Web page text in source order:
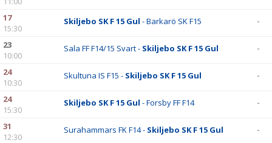
17
15:30
Skiljebo SK F 15 Gul - Barkarö SK F15 -
23
10:00
Sala FF F14/15 Svart - Skiljebo SK F 15 Gul -
24
10:30
Skultuna IS F15 - Skiljebo SK F 15 Gul -
24
15:30
Skiljebo SK F 15 Gul - Forsby FF F14 -
31
12:30
Surahammars FK F14 - Skiljebo SK F 15 Gul -